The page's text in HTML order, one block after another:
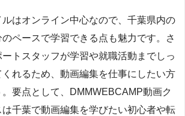
ルはオンライン中心なので、千葉県内の
ペースで学習できる点も魅力です。さ
トスタッフが学習や就職活動までしっ
れるため、動画編集を仕事にしたい方
要点として、DMMWEBCAMP動画ク
は千葉で動画編集を学びたい初心者や転